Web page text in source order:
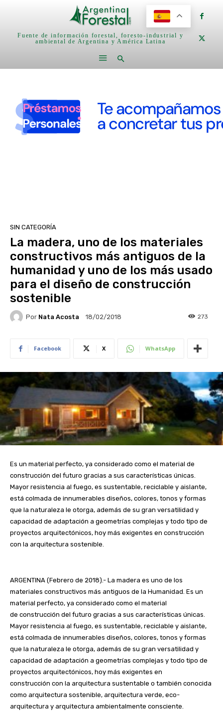
Fuente de información forestal, foresto-industrial y
ambiental de Argentina y América Latina
SIN CATEGORÍA
La madera, uno de los materiales
constructivos más antiguos de la
humanidad y uno de los más usado
para el diseño de construcción
sostenible
Por Nata Acosta 18/02/2018 273
Facebook X WhatsApp
Es un material perfecto, ya considerado como el material de
construcción del futuro gracias a sus características únicas.
Mayor resistencia al fuego, es sustentable, reciclable y aislante,
está colmada de innumerables diseños, colores, tonos y formas
que la naturaleza le otorga, además de su gran versatilidad y
capacidad de adaptación a geometrías complejas y todo tipo de
proyectos arquitectónicos, hoy más exigentes en construcción
con la arquitectura sostenible.
ARGENTINA (Febrero de 2018).- La madera es uno de los
materiales constructivos más antiguos de la Humanidad. Es un
material perfecto, ya considerado como el material
de construcción del futuro gracias a sus características únicas.
Mayor resistencia al fuego, es sustentable, reciclable y aislante,
está colmada de innumerables diseños, colores, tonos y formas
que la naturaleza le otorga, además de su gran versatilidad y
capacidad de adaptación a geometrías complejas y todo tipo de
proyectos arquitectónicos, hoy más exigentes en
construcción con la arquitectura sustentable o también conocida
como arquitectura sostenible, arquitectura verde, eco-
arquitectura y arquitectura ambientalmente consciente.